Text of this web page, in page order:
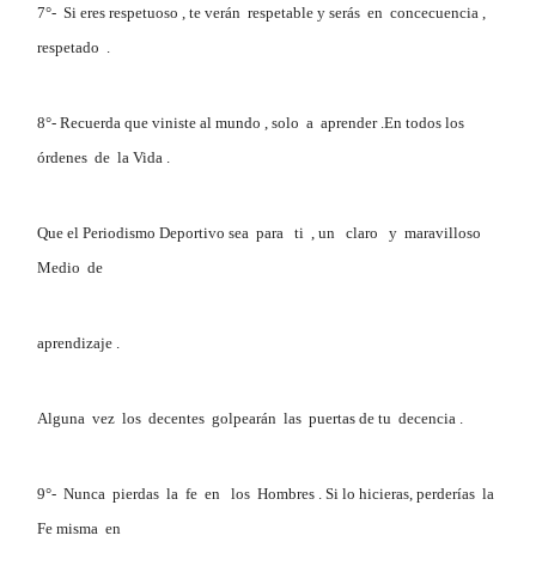
7°- Si eres respetuoso , te verán respetable y serás en concecuencia ,
respetado .
8°- Recuerda que viniste al mundo , solo a aprender .En todos los
órdenes de la Vida .
Que el Periodismo Deportivo sea para ti , un claro y maravilloso
Medio de
aprendizaje .
Alguna vez los decentes golpearán las puertas de tu decencia .
9°- Nunca pierdas la fe en los Hombres . Si lo hicieras, perderías la
Fe misma en